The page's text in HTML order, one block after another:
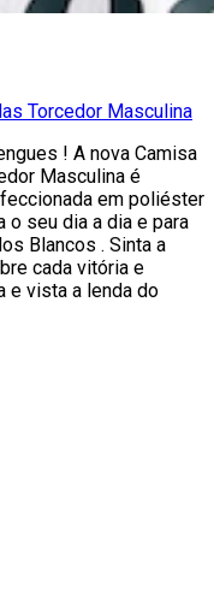
Torcedor Masculina
! A nova Camisa
Masculina é
em poliéster
seu dia a dia e para
Blancos . Sinta a
cada vitória e
e vista a lenda do